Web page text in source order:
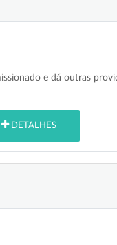
e dá outras
DETALHES